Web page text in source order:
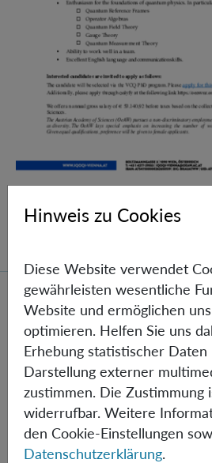
Prae Doc (DISS) (F*M*X)
Hinweis zu Cookies
Diese Website verwendet
gewährleisten wesentliche
Website und ermöglichen
optimieren. Helfen Sie uns
Erhebung statistischer Daten
Darstellung externer
zustimmen. Die Zustimmung
widerrufbar. Weitere
den Cookie-Einstellungen
Datenschutzerklärung.